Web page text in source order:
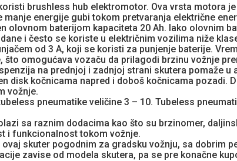
brushless hub elektromotor. Ova vrsta motora
manje energije gubi tokom pretvaranja električne
olovnom baterijom kapaciteta 20 Ah. Iako olovnim
i često se koriste u električnim vozilima niže
od 3 A, koji se koristi za punjenje baterije.
što omogućava vozaču da prilagodi brzinu vožnje
na prednjoj i zadnjoj strani skutera pomaže
disk kočnicama napred i doboš kočnicama
vožnje.
pneumatike veličine 3 – 10. Tubeless
sa raznim dodacima kao što su brzinomer,
i funkcionalnost tokom vožnje.
skuter pogodnim za gradsku vožnju, sa
zavise od modela skutera, pa se pre konačne